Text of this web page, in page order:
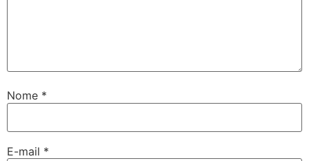
Nome *
E-mail *